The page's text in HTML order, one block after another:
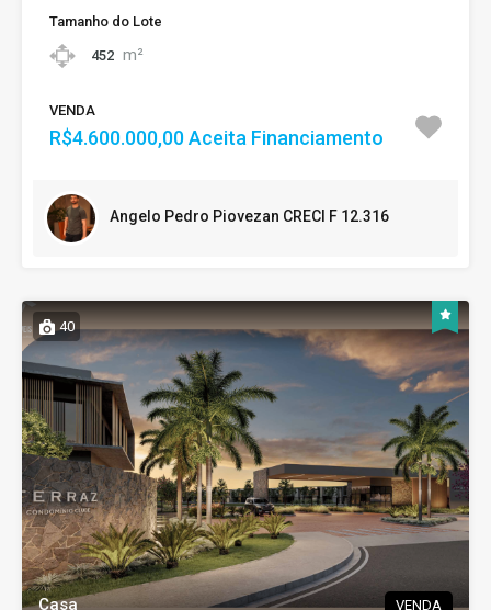
Tamanho do Lote
452 m²
VENDA
R$4.600.000,00 Aceita Financiamento
Angelo Pedro Piovezan CRECI F 12.316
40
Casa VENDA